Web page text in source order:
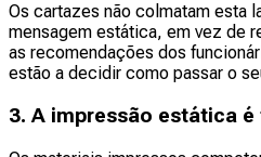
Os cartazes não colmatam esta
mensagem estática, em vez de
as recomendações dos
estão a decidir como passar o
3. A impressão estática